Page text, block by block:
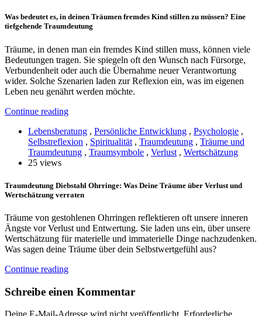
Was bedeutet es, in deinen Träumen fremdes Kind stillen zu müssen? Eine
tiefgehende Traumdeutung
Träume, in denen man ein fremdes Kind stillen muss, können viele
Bedeutungen tragen. Sie spiegeln oft den Wunsch nach Fürsorge,
Verbundenheit oder auch die Übernahme neuer Verantwortung
wider. Solche Szenarien laden zur Reflexion ein, was im eigenen
Leben neu genährt werden möchte.
Continue reading
Lebensberatung , Persönliche Entwicklung , Psychologie ,
Selbstreflexion , Spiritualität , Traumdeutung , Träume und
Traumdeutung , Traumsymbole , Verlust , Wertschätzung
25 views
Traumdeutung Diebstahl Ohrringe: Was Deine Träume über Verlust und
Wertschätzung verraten
Träume von gestohlenen Ohrringen reflektieren oft unsere inneren
Ängste vor Verlust und Entwertung. Sie laden uns ein, über unsere
Wertschätzung für materielle und immaterielle Dinge nachzudenken.
Was sagen deine Träume über dein Selbstwertgefühl aus?
Continue reading
Schreibe einen Kommentar